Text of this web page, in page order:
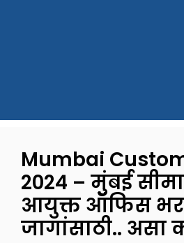
Mumbai
2024 – मुंबई
आयुक्त ऑफिस
जागांसाठी.. असा